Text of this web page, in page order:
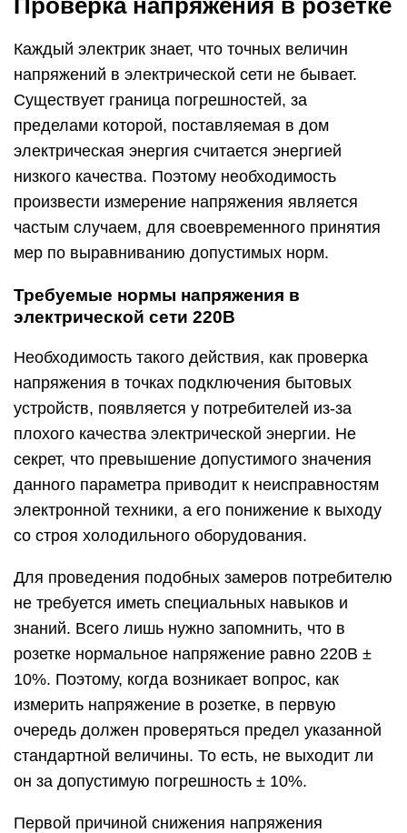
Проверка напряжения в розетке
Каждый электрик знает, что точных величин
напряжений в электрической сети не бывает.
Существует граница погрешностей, за
пределами которой, поставляемая в дом
электрическая энергия считается энергией
низкого качества. Поэтому необходимость
произвести измерение напряжения является
частым случаем, для своевременного принятия
мер по выравниванию допустимых норм.
Требуемые нормы напряжения в
электрической сети 220В
Необходимость такого действия, как проверка
напряжения в точках подключения бытовых
устройств, появляется у потребителей из-за
плохого качества электрической энергии. Не
секрет, что превышение допустимого значения
данного параметра приводит к неисправностям
электронной техники, а его понижение к выходу
со строя холодильного оборудования.
Для проведения подобных замеров потребителю
не требуется иметь специальных навыков и
знаний. Всего лишь нужно запомнить, что в
розетке нормальное напряжение равно 220В ±
10%. Поэтому, когда возникает вопрос, как
измерить напряжение в розетке, в первую
очередь должен проверяться предел указанной
стандартной величины. То есть, не выходит ли
он за допустимую погрешность ± 10%.
Первой причиной снижения напряжения